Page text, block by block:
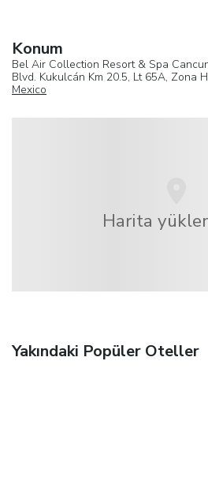
Konum
Bel Air Collection Resort & Spa
Blvd. Kukulcán Km 20.5, Lt 65A, Zona
Mexico
Harita
Yakındaki Popüler Oteller